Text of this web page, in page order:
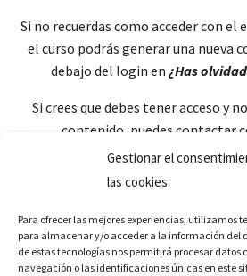
Gestionar el
las cookies
Para ofrecer las mejores experiencias, utilizamos
para almacenar y/o acceder a la información del
de estas tecnologías nos permitirá procesar
navegación o las identificaciones únicas en este
Si no recuerdas como acceder con el
el curso podrás generar una nueva
debajo del login en ¿Has
Si crees que debes tener acceso y
contenido, puedes contactar